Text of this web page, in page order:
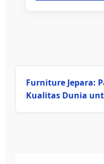
Furniture Jepara:
Kualitas Dunia